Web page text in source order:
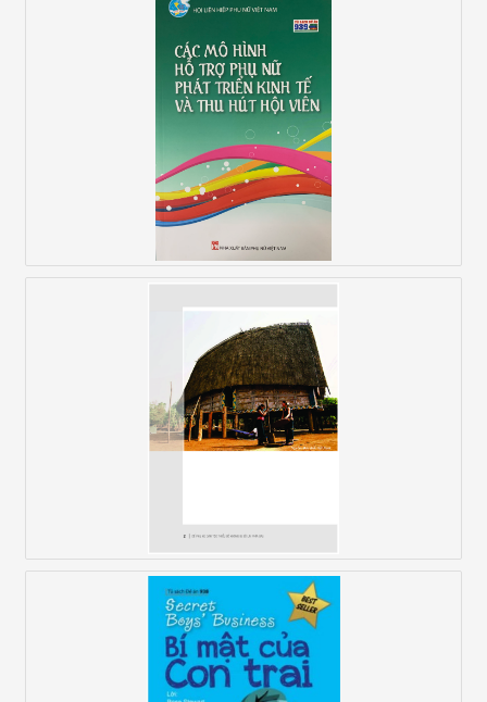
Các Mô Hình Hỗ Trợ Phụ Nữ Phát Triển Kinh Tế
Và Thu Hút Hội Viên
Để Phụ Nữ Dân Tộc Thiểu Số Không Bị Bỏ Lại
Phía Sau